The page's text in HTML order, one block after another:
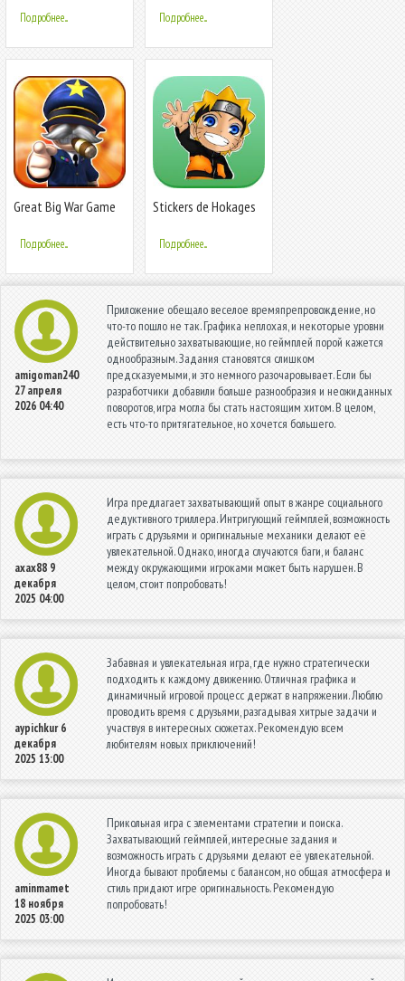
Подробнее...
Games
Подробнее...
Great Big War Game
Подробнее...
Stickers de Hokages
WastickerApps
Подробнее...
amigoman240
27 апреля
2026 04:40
Приложение обещало веселое времяпрепровождение, но
что-то пошло не так. Графика неплохая, и некоторые уровни
действительно захватывающие, но геймплей порой кажется
однообразным. Задания становятся слишком
предсказуемыми, и это немного разочаровывает. Если бы
разработчики добавили больше разнообразия и неожиданных
поворотов, игра могла бы стать настоящим хитом. В целом,
есть что-то притягательное, но хочется большего.
axax88 9
декабря
2025 04:00
Игра предлагает захватывающий опыт в жанре социального
дедуктивного триллера. Интригующий геймплей, возможность
играть с друзьями и оригинальные механики делают её
увлекательной. Однако, иногда случаются баги, и баланс
между окружающими игроками может быть нарушен. В
целом, стоит попробовать!
aypichkur 6
декабря
2025 13:00
Забавная и увлекательная игра, где нужно стратегически
подходить к каждому движению. Отличная графика и
динамичный игровой процесс держат в напряжении. Люблю
проводить время с друзьями, разгадывая хитрые задачи и
участвуя в интересных сюжетах. Рекомендую всем
любителям новых приключений!
aminmamet
18 ноября
2025 03:00
Прикольная игра с элементами стратегии и поиска.
Захватывающий геймплей, интересные задания и
возможность играть с друзьями делают её увлекательной.
Иногда бывают проблемы с балансом, но общая атмосфера и
стиль придают игре оригинальность. Рекомендую
попробовать!